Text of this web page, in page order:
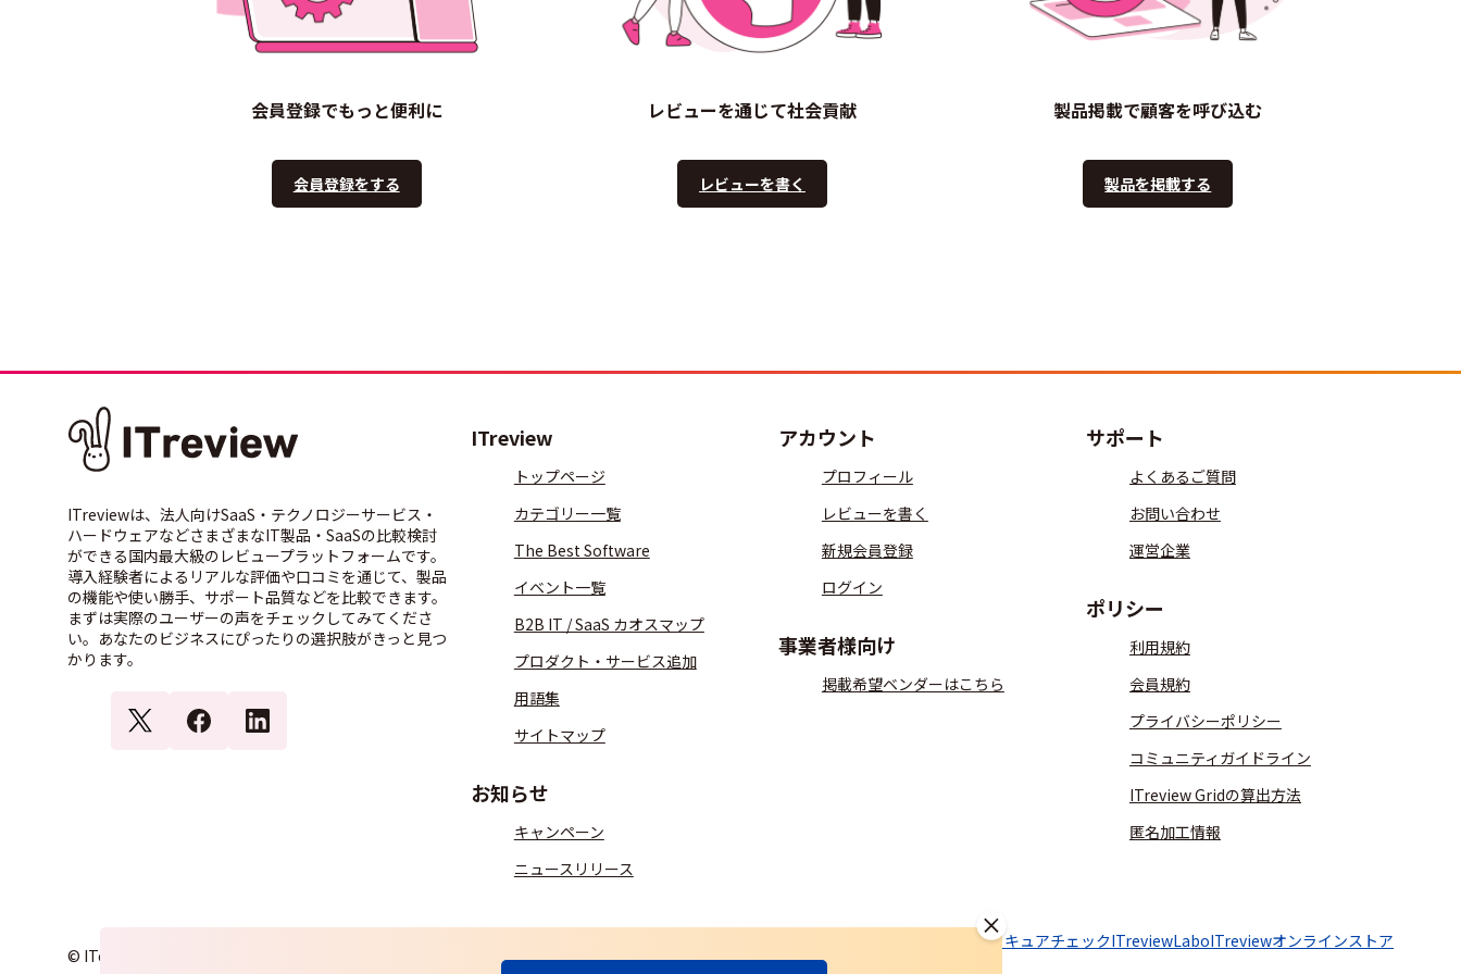
会員登録でもっと便利に
会員登録をする
レビューを通じて社会貢献
レビューを書く
製品掲載で顧客を呼び込む
製品を掲載する
ITreviewは、法人向けSaaS・テクノロジーサービス・
ハードウェアなどさまざまなIT製品・SaaSの比較検討
ができる国内最大級のレビュープラットフォームです。
導入経験者によるリアルな評価や口コミを通じて、製品
の機能や使い勝手、サポート品質などを比較できます。
まずは実際のユーザーの声をチェックしてみてくださ
い。あなたのビジネスにぴったりの選択肢がきっと見つ
かります。
ITreview
トップページ
カテゴリー一覧
The Best Software
イベント一覧
B2B IT / SaaS カオスマップ
プロダクト・サービス追加
用語集
サイトマップ
お知らせ
キャンペーン
ニュースリリース
アカウント
プロフィール
レビューを書く
新規会員登録
ログイン
事業者様向け
掲載希望ベンダーはこちら
サポート
よくあるご質問
お問い合わせ
運営企業
ポリシー
利用規約
会員規約
プライバシーポリシー
コミュニティガイドライン
ITreview Gridの算出方法
匿名加工情報
© ITcrowd Corp. All Rights Reserved.
SaaSセキュアチェックITreviewLaboITreviewオンラインストア